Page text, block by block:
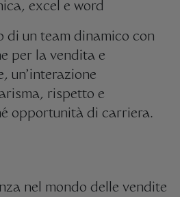
excel e word
di un team dinamico con
per la vendita e
un’interazione
rispetto e
opportunità di carriera.
nel mondo delle vendite